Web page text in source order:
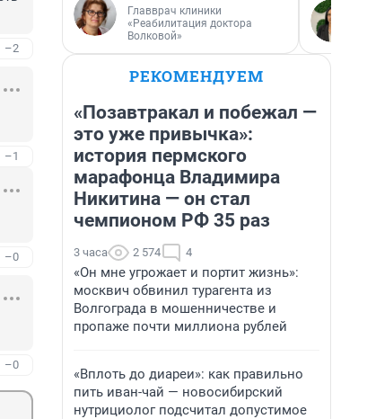
–2
–1
–0
–0
Главврач клиники
«Реабилитация доктора
Волковой»
РЕКОМЕНДУЕМ
«Позавтракал и побежал —
это уже привычка»:
история пермского
марафонца Владимира
Никитина — он стал
чемпионом РФ 35 раз
3 часа 2 574 4
«Он мне угрожает и портит жизнь»:
москвич обвинил турагента из
Волгограда в мошенничестве и
пропаже почти миллиона рублей
«Вплоть до диареи»: как правильно
пить иван-чай — новосибирский
нутрициолог подсчитал допустимое